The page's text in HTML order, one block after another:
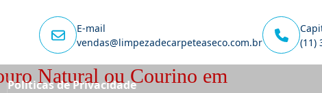
E-mail
vendas@limpezadecarpeteaseco.com.br
(11)
Politicas de Privacidade
Natural ou Courino em